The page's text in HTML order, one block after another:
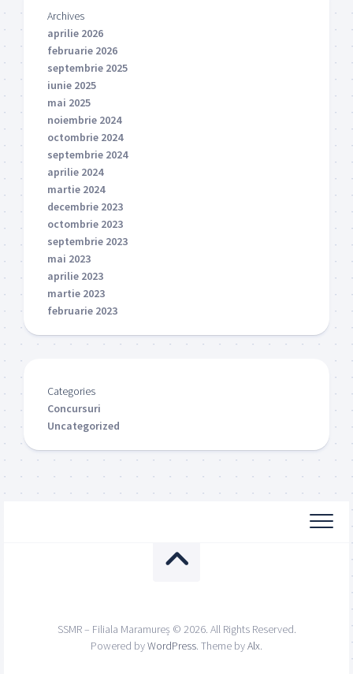
Archives
aprilie 2026
februarie 2026
septembrie 2025
iunie 2025
mai 2025
noiembrie 2024
octombrie 2024
septembrie 2024
aprilie 2024
martie 2024
decembrie 2023
octombrie 2023
septembrie 2023
mai 2023
aprilie 2023
martie 2023
februarie 2023
Categories
Concursuri
Uncategorized
SSMR – Filiala Maramureș © 2026. All Rights Reserved.
Powered byWordPress. Theme byAlx.